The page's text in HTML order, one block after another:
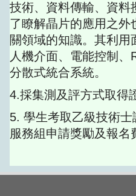
技術、資料傳輸、資料
了瞭解晶片的應用之外
關領域的知識。其利用
人機介面、電能控制
分散式統合系統。
4.採集測及評方式取得
5. 學生考取乙級技術
服務組申請獎勵及報名